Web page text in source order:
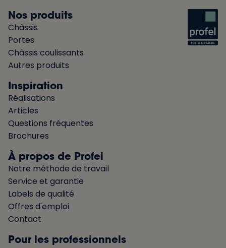
Nos produits
Châssis
Portes
Châssis coulissants
Autres produits
Inspiration
Réalisations
Articles
Questions fréquentes
Brochures
À propos de Profel
Notre méthode de travail
Service et garantie
Labels de qualité
Offres d'emploi
Contact
Pour les professionnels